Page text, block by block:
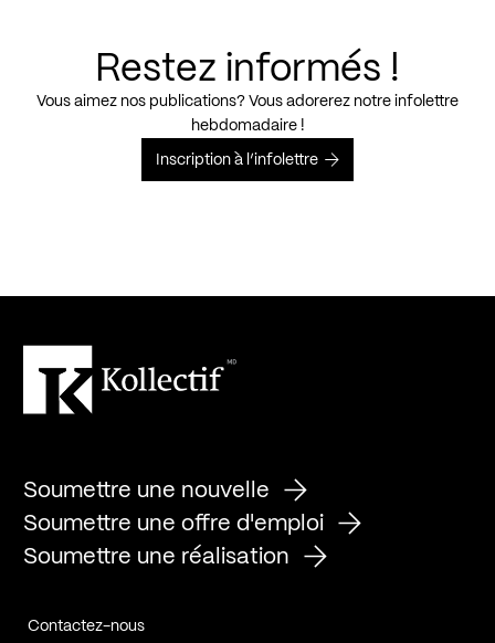
Restez informés !
Vous aimez nos publications? Vous adorerez notre infolettre
hebdomadaire !
Inscription à l’infolettre
Soumettre une nouvelle
Soumettre une offre d'emploi
Soumettre une réalisation
Contactez-nous